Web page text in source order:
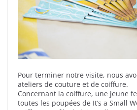
Pour terminer notre visite, nous
ateliers de couture et de coiffure.
Concernant la coiffure, une jeune
toutes les poupées de It’s a Small